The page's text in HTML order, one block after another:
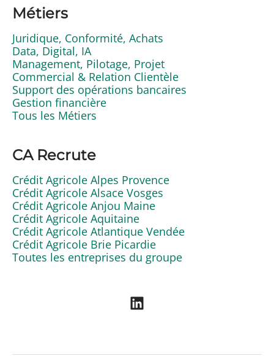
Métiers
Juridique, Conformité, Achats
Data, Digital, IA
Management, Pilotage, Projet
Commercial & Relation Clientèle
Support des opérations bancaires
Gestion financière
Tous les Métiers
CA Recrute
Crédit Agricole Alpes Provence
Crédit Agricole Alsace Vosges
Crédit Agricole Anjou Maine
Crédit Agricole Aquitaine
Crédit Agricole Atlantique Vendée
Crédit Agricole Brie Picardie
Toutes les entreprises du groupe